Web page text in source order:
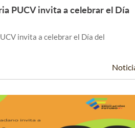
Leer Más +
PUCV invita a celebrar el Día
invita a celebrar el Día del